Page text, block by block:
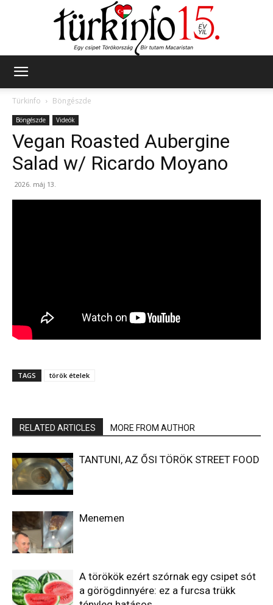
Türkinfo
Böngészde
Böngészde Videók
Vegan Roasted Aubergine
Salad w/ Ricardo Moyano
2026. máj 13.
TAGS török ételek
RELATED ARTICLES MORE FROM AUTHOR
TANTUNI, AZ ŐSI TÖRÖK STREET FOOD
Menemen
A törökök ezért szórnak egy csipet sót
a görögdinnyére: ez a furcsa trükk